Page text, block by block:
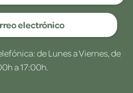
electrónico
de Lunes a Viernes, de
a 17:00h.